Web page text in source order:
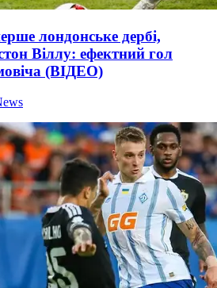
лондонське дербі,
Віллу: ефектний гол
(ВІДЕО)